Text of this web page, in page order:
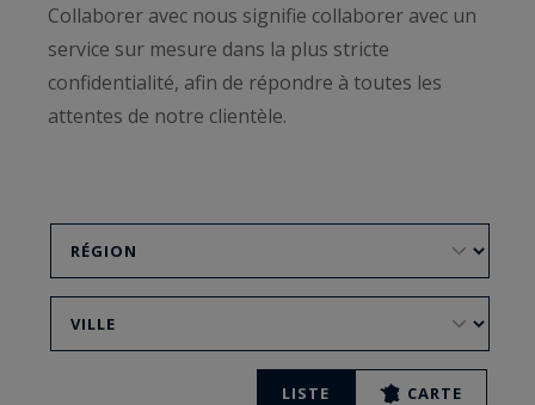
Collaborer avec nous signifie collaborer avec un
service sur mesure dans la plus stricte
confidentialité, afin de répondre à toutes les
attentes de notre clientèle.
nos agences ci-dessous.
LISTE CARTE